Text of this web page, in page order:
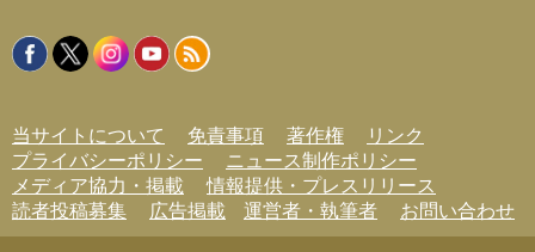
リ
ー
当サイトについて 免責事項 著作権
リンク
プライバシーポリシー
ニュース制作ポリシー
メディア協力・掲載
情報提供・プレスリリース
読者投稿募集
広告掲載 運営者・執筆者 お問い合わせ